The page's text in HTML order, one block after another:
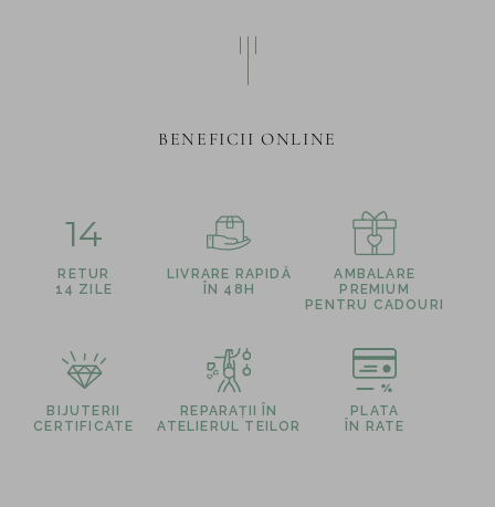
BENEFICII ONLINE
14
RETUR
14 ZILE
LIVRARE RAPIDĂ
ÎN 48H
AMBALARE
PREMIUM
PENTRU CADOURI
BIJUTERII
CERTIFICATE
REPARAȚII ÎN
ATELIERUL TEILOR
PLATA
ÎN RATE